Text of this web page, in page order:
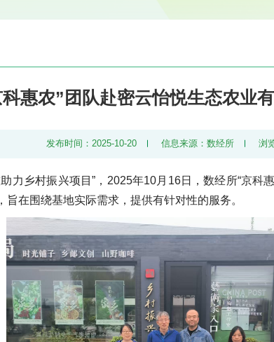
惠农”团队赴密云怡悦生态农业
发布时间：2025-10-20 信息来源：数经所 浏
力乡村振兴项目”，2025年10月16日，数经所“京科
在围绕基地实际需求，提供有针对性的服务。